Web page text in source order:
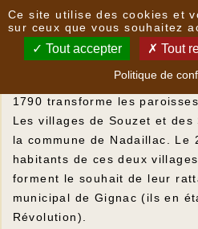
et pendant la Révolution ?
Création des communes
Le décret de l'Assemblée
1790 transforme les
Les villages de Souzet et
la commune de Nadaillac. Le
habitants de ces deux
forment le souhait de leur
municipal de Gignac (ils en
Révolution).
Ce site utilise des cookies et
sur ceux que vous souhaitez
Tout accepter Tout
Politique de